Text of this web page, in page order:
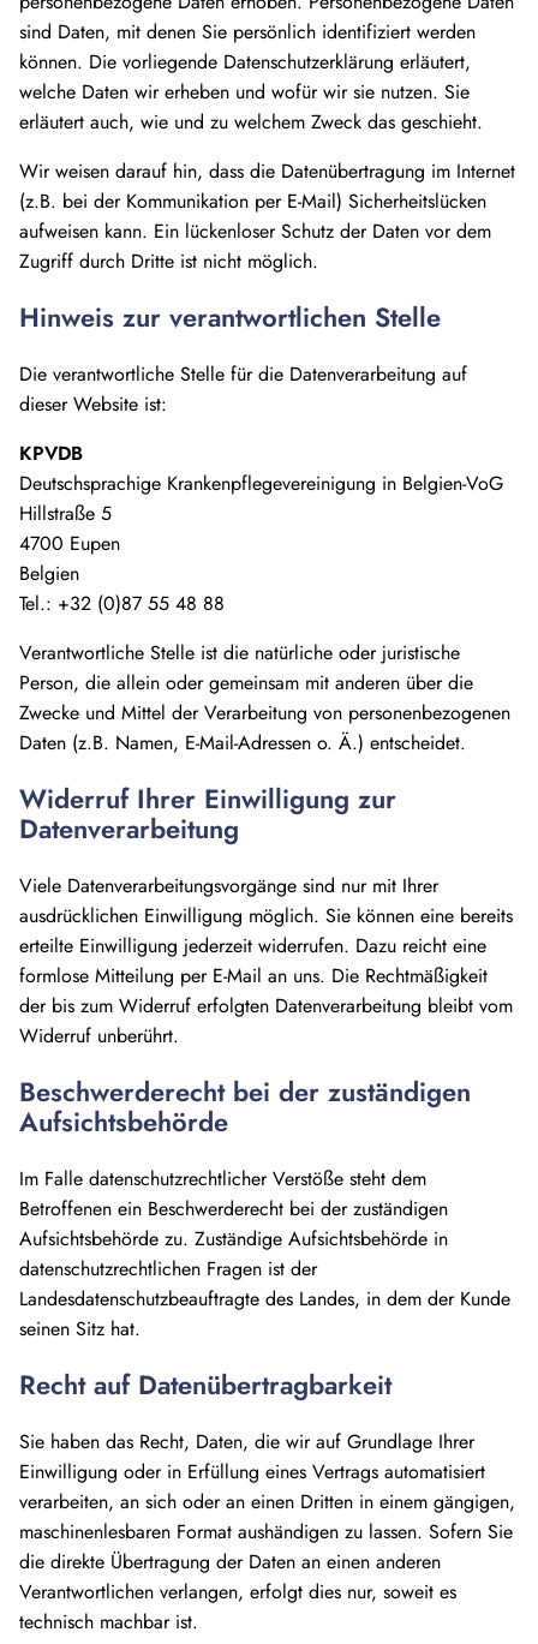
sind Daten, mit denen Sie persönlich identifiziert werden
können. Die vorliegende Datenschutzerklärung erläutert,
welche Daten wir erheben und wofür wir sie nutzen. Sie
erläutert auch, wie und zu welchem Zweck das geschieht.
Wir weisen darauf hin, dass die Datenübertragung im Internet
(z.B. bei der Kommunikation per E-Mail) Sicherheitslücken
aufweisen kann. Ein lückenloser Schutz der Daten vor dem
Zugriff durch Dritte ist nicht möglich.
Hinweis zur verantwortlichen Stelle
Die verantwortliche Stelle für die Datenverarbeitung auf
dieser Website ist:
KPVDB
Deutschsprachige Krankenpflegevereinigung in Belgien-VoG
Hillstraße 5
4700 Eupen
Belgien
Tel.: +32 (0)87 55 48 88
Verantwortliche Stelle ist die natürliche oder juristische
Person, die allein oder gemeinsam mit anderen über die
Zwecke und Mittel der Verarbeitung von personenbezogenen
Daten (z.B. Namen, E-Mail-Adressen o. Ä.) entscheidet.
Widerruf Ihrer Einwilligung zur
Datenverarbeitung
Viele Datenverarbeitungsvorgänge sind nur mit Ihrer
ausdrücklichen Einwilligung möglich. Sie können eine bereits
erteilte Einwilligung jederzeit widerrufen. Dazu reicht eine
formlose Mitteilung per E-Mail an uns. Die Rechtmäßigkeit
der bis zum Widerruf erfolgten Datenverarbeitung bleibt vom
Widerruf unberührt.
Beschwerderecht bei der zuständigen
Aufsichtsbehörde
Im Falle datenschutzrechtlicher Verstöße steht dem
Betroffenen ein Beschwerderecht bei der zuständigen
Aufsichtsbehörde zu. Zuständige Aufsichtsbehörde in
datenschutzrechtlichen Fragen ist der
Landesdatenschutzbeauftragte des Landes, in dem der Kunde
seinen Sitz hat.
Recht auf Datenübertragbarkeit
Sie haben das Recht, Daten, die wir auf Grundlage Ihrer
Einwilligung oder in Erfüllung eines Vertrags automatisiert
verarbeiten, an sich oder an einen Dritten in einem gängigen,
maschinenlesbaren Format aushändigen zu lassen. Sofern Sie
die direkte Übertragung der Daten an einen anderen
Verantwortlichen verlangen, erfolgt dies nur, soweit es
technisch machbar ist.